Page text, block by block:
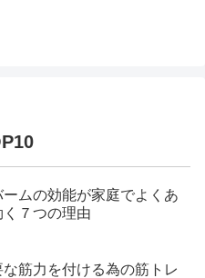
ームの効能が家庭でよくあ
く７つの理由
筋力を付ける為の筋トレ